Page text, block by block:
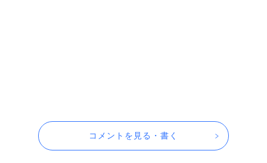
コメントを見る・書く